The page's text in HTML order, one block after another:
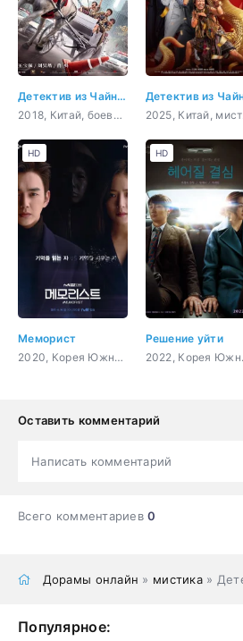
Детектив из Чайнатауна 2
2018, Китай, боевик, мистика, комедия
Меморист
2020, Корея Южная, боевик, триллер, мистика, сверхъестественное
HD
Решение уйти
2022,
HD
Оставить комментарий
Написать комментарий
Всего комментариев0
Дорамы онлайн » мистика »
Популярное: